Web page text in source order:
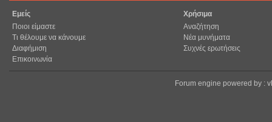
Εμείς
Ποιοι είμαστε
Τι θέλουμε να κάνουμε
Διαφήμιση
Επικοινωνία
Χρήσιμα
Αναζήτηση
Νέα μυνήματα
Συχνές ερωτήσεις
Forum engine powered by :